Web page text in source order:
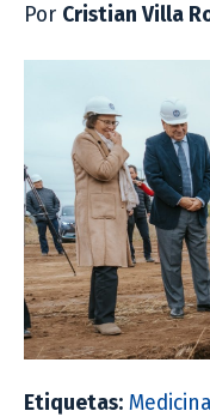
Por Cristian Villa
Etiquetas: Medicina